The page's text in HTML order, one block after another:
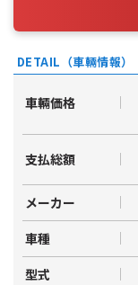
DETAIL（車輛情報）
車輛価格
支払総額
メーカー
車種
型式